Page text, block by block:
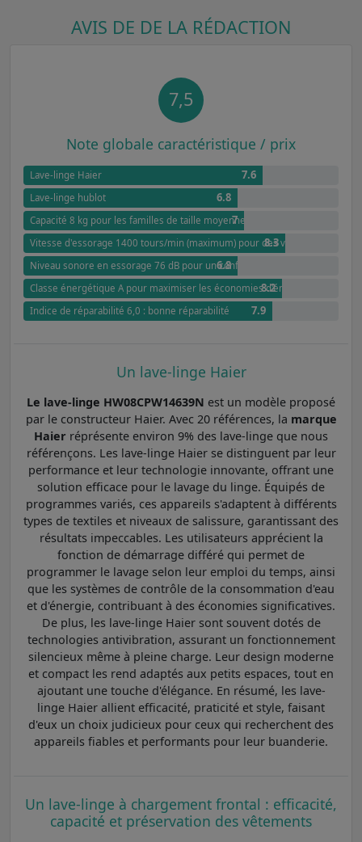
AVIS DE DE LA RÉDACTION
7,5
Note globale caractéristique / prix
Lave-linge Haier 7.6
Lave-linge hublot 6.8
Capacité 8 kg pour les familles de taille moyenne
7
Vitesse d'essorage 1400 tours/min (maximum) pour des vêtements
8.3
Niveau sonore en essorage 76 dB pour un confort équilibré
6.8
Classe énergétique A pour maximiser les économies d'énergie
8.2
Indice de réparabilité 6,0 : bonne réparabilité 7.9
Un lave-linge Haier
Le lave-linge HW08CPW14639N est un modèle proposé
par le constructeur Haier. Avec 20 références, la marque
Haier réprésente environ 9% des lave-linge que nous
référençons. Les lave-linge Haier se distinguent par leur
performance et leur technologie innovante, offrant une
solution efficace pour le lavage du linge. Équipés de
programmes variés, ces appareils s'adaptent à différents
types de textiles et niveaux de salissure, garantissant des
résultats impeccables. Les utilisateurs apprécient la
fonction de démarrage différé qui permet de
programmer le lavage selon leur emploi du temps, ainsi
que les systèmes de contrôle de la consommation d'eau
et d'énergie, contribuant à des économies significatives.
De plus, les lave-linge Haier sont souvent dotés de
technologies antivibration, assurant un fonctionnement
silencieux même à pleine charge. Leur design moderne
et compact les rend adaptés aux petits espaces, tout en
ajoutant une touche d'élégance. En résumé, les lave-
linge Haier allient efficacité, praticité et style, faisant
d'eux un choix judicieux pour ceux qui recherchent des
appareils fiables et performants pour leur buanderie.
Un lave-linge à chargement frontal : efficacité,
capacité et préservation des vêtements